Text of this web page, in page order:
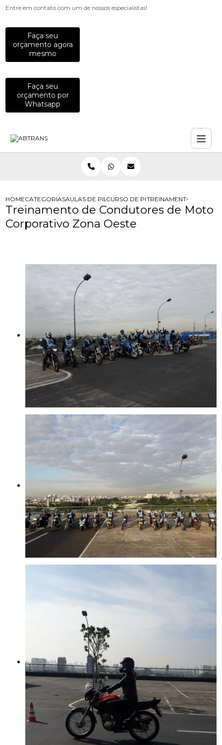
Entre em contato com um de nossos especialistas!
Faça seu
orçamento agora
mesmo
Faça seu
orçamento por
Whatsapp
HOMECATEGORIASAULAS DE PILOTAGEM PARA EMPRESAS
CURSO DE PILOTAGEM DE MOTO
TREINAMENTO DE
Treinamento de Condutores de Moto
Corporativo Zona Oeste